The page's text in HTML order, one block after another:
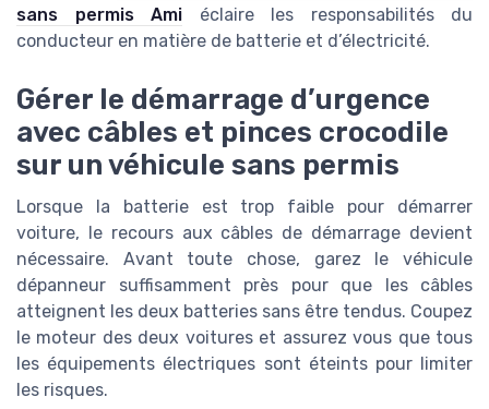
sans permis Ami éclaire les responsabilités du
conducteur en matière de batterie et d’électricité.
Gérer le démarrage d’urgence
avec câbles et pinces crocodile
sur un véhicule sans permis
Lorsque la batterie est trop faible pour démarrer
voiture, le recours aux câbles de démarrage devient
nécessaire. Avant toute chose, garez le véhicule
dépanneur suffisamment près pour que les câbles
atteignent les deux batteries sans être tendus. Coupez
le moteur des deux voitures et assurez vous que tous
les équipements électriques sont éteints pour limiter
les risques.